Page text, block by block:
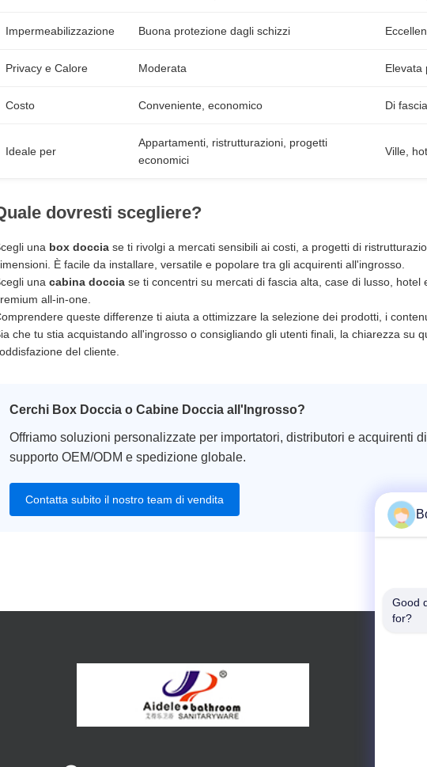
Impermeabilizzazione Buona protezione dagli schizzi
Privacy e Calore Moderata Elevata
Costo Conveniente, economico Di
Ideale per
Appartamenti, ristrutturazioni, progetti
economici
Ville,
dovresti scegliere?
una box doccia se ti rivolgi a mercati sensibili ai costi, a progetti di
È facile da installare, versatile e popolare tra gli acquirenti all'ingrosso.
una cabina doccia se ti concentri su mercati di fascia alta, case di lusso,
all-in-one.
queste differenze ti aiuta a ottimizzare la selezione dei prodotti, i
che tu stia acquistando all'ingrosso o consigliando gli utenti finali, la chiarezza su
del cliente.
Cerchi Box Doccia o Cabine Doccia all'Ingrosso?
Offriamo soluzioni personalizzate per importatori, distributori e acquirenti
supporto OEM/ODM e spedizione globale.
Contatta subito il nostro team di vendita
Good
for?